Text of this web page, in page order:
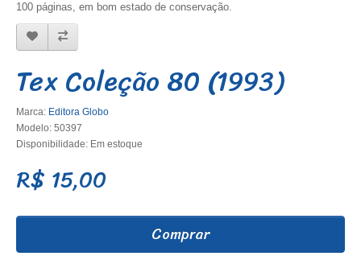
100 páginas, em bom estado de conservação.
Tex Coleção 80 (1993)
Marca: Editora Globo
Modelo: 50397
Disponibilidade: Em estoque
R$ 15,00
Comprar